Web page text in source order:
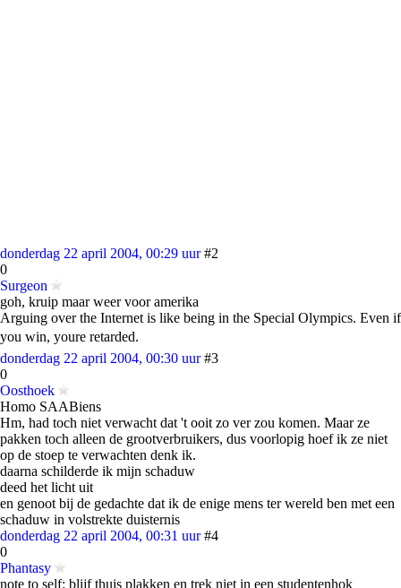
donderdag 22 april 2004, 00:29 uur #2
0
Surgeon
goh, kruip maar weer voor amerika
Arguing over the Internet is like being in the Special Olympics. Even if
you win, youre retarded.
donderdag 22 april 2004, 00:30 uur #3
0
Oosthoek
Homo SAABiens
Hm, had toch niet verwacht dat 't ooit zo ver zou komen. Maar ze
pakken toch alleen de grootverbruikers, dus voorlopig hoef ik ze niet
op de stoep te verwachten denk ik.
daarna schilderde ik mijn schaduw
deed het licht uit
en genoot bij de gedachte dat ik de enige mens ter wereld ben met een
schaduw in volstrekte duisternis
donderdag 22 april 2004, 00:31 uur #4
0
Phantasy
note to self: blijf thuis plakken en trek niet in een studentenhok